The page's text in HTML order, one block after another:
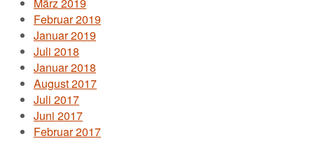
März 2019
Februar 2019
Januar 2019
Juli 2018
Januar 2018
August 2017
Juli 2017
Juni 2017
Februar 2017